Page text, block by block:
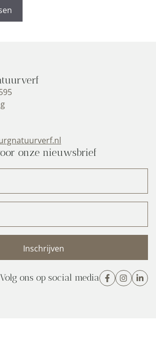
onze nieuwsbrief
Volg ons op social media